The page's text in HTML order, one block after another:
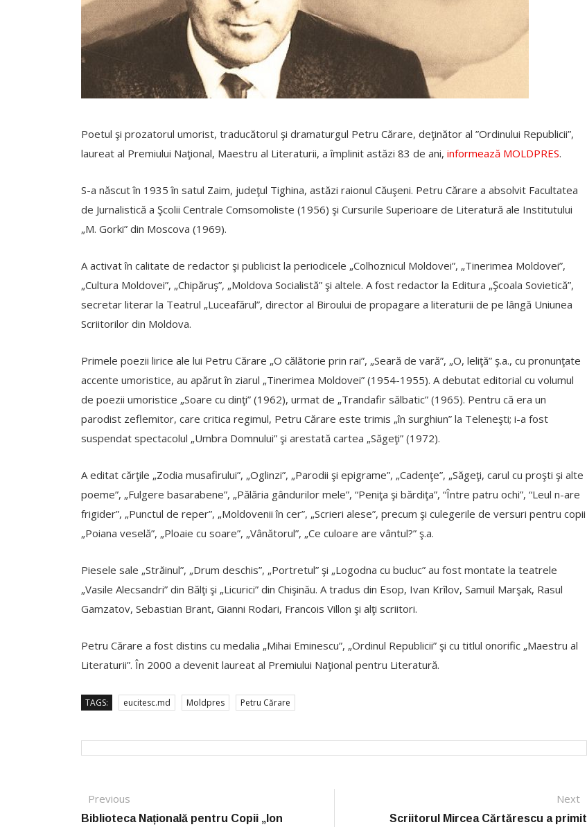
Poetul şi prozatorul umorist, traducătorul şi dramaturgul Petru Cărare, deţinător al ”Ordinului Republicii”,
laureat al Premiului Naţional, Maestru al Literaturii, a împlinit astăzi 83 de ani, informează MOLDPRES.
S-a născut în 1935 în satul Zaim, judeţul Tighina, astăzi raionul Căuşeni. Petru Cărare a absolvit Facultatea
de Jurnalistică a Şcolii Centrale Comsomoliste (1956) şi Cursurile Superioare de Literatură ale Institutului
„M. Gorki” din Moscova (1969).
A activat în calitate de redactor şi publicist la periodicele „Colhoznicul Moldovei”, „Tinerimea Moldovei”,
„Cultura Moldovei”, „Chipăruş”, „Moldova Socialistă” şi altele. A fost redactor la Editura „Şcoala Sovietică”,
secretar literar la Teatrul „Luceafărul”, director al Biroului de propagare a literaturii de pe lângă Uniunea
Scriitorilor din Moldova.
Primele poezii lirice ale lui Petru Cărare „O călătorie prin rai”, „Seară de vară”, „O, leliţă” ş.a., cu pronunţate
accente umoristice, au apărut în ziarul „Tinerimea Moldovei” (1954-1955). A debutat editorial cu volumul
de poezii umoristice „Soare cu dinţi” (1962), urmat de „Trandafir sălbatic” (1965). Pentru că era un
parodist zeflemitor, care critica regimul, Petru Cărare este trimis „în surghiun” la Teleneşti; i-a fost
suspendat spectacolul „Umbra Domnului” şi arestată cartea „Săgeţi” (1972).
A editat cărţile „Zodia musafirului”, „Oglinzi”, „Parodii şi epigrame”, „Cadenţe”, „Săgeţi, carul cu proşti şi alte
poeme”, „Fulgere basarabene”, „Pălăria gândurilor mele”, “Peniţa şi bărdiţa”, “Între patru ochi”, “Leul n-are
frigider”, „Punctul de reper”, „Moldovenii în cer”, „Scrieri alese”, precum şi culegerile de versuri pentru copii
„Poiana veselă”, „Ploaie cu soare”, „Vânătorul”, „Ce culoare are vântul?” ş.a.
Piesele sale „Străinul”, „Drum deschis”, „Portretul” şi „Logodna cu bucluc” au fost montate la teatrele
„Vasile Alecsandri” din Bălţi şi „Licurici” din Chişinău. A tradus din Esop, Ivan Krîlov, Samuil Marşak, Rasul
Gamzatov, Sebastian Brant, Gianni Rodari, Francois Villon şi alţi scriitori.
Petru Cărare a fost distins cu medalia „Mihai Eminescu”, „Ordinul Republicii” şi cu titlul onorific „Maestru al
Literaturii”. În 2000 a devenit laureat al Premiului Naţional pentru Literatură.
TAGS: eucitesc.md Moldpres Petru Cărare
Post navigation
Previous
Biblioteca Națională pentru Copii „Ion
Next
Scriitorul Mircea Cărtărescu a primit